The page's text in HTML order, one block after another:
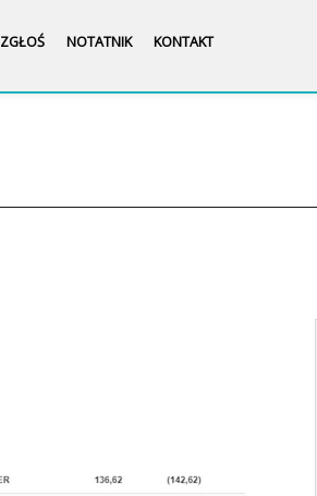
ZGŁOŚ NOTATNIK KONTAKT